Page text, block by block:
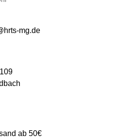
mg.de
ab 50€